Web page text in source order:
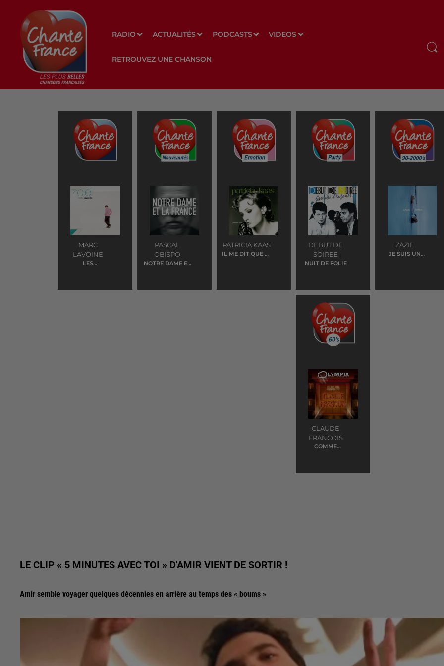
RADIO ACTUALITÉS PODCASTS VIDEOS
RETROUVEZ UNE CHANSON
MARC
LAVOINE
LES
PASCAL
OBISPO
NOTRE DAME ET
PATRICIA KAAS
IL ME DIT QUE JE
DEBUT DE
SOIREE
NUIT DE FOLIE
ZAZIE
JE SUIS UN
CLAUDE
FRANCOIS
COMME
LE CLIP « 5 MINUTES AVEC TOI » D'AMIR VIENT DE SORTIR !
Amir semble voyager quelques décennies en arrière au temps des « boums »